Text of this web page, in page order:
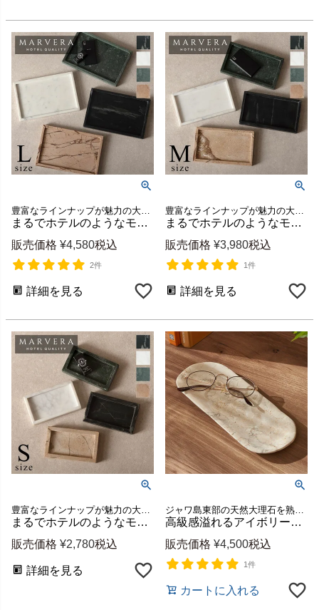
豊富なラインナップが魅力の大理石シリーズ、MARVERA（マーヴェラ）の小物入れトレイLサイズ
まるでホテルのようなモダンで上品な空間に格上げできるシンプルで洗練された天然大理石の小物入れトレー【MARVERA-マーヴェラ】トレイLサイズ [34656]
販売価格 ¥4,580税込
2件
詳細を見る
豊富なラインナップが魅力の大理石シリーズ、MARVERA（マーヴェラ）の小物入れトレイMサイズ
まるでホテルのようなモダンで上品な空間に格上げできるシンプルで洗練された天然大理石の小物入れトレー【MARVERA-マーヴェラ】トレイMサイズ [34654]
販売価格 ¥3,980税込
1件
詳細を見る
豊富なラインナップが魅力の大理石シリーズ、MARVERA（マーヴェラ）の小物入れトレイSサイズ。
まるでホテルのようなモダンで上品な空間に格上げできるシンプルで洗練された天然大理石の小物入れトレー【MARVERA-マーヴェラ】トレイSサイズ [34652]
販売価格 ¥2,780税込
詳細を見る
ジャワ島東部の天然大理石を熟練した職人が、ひとつひとつ丁寧に彫って仕上げたマルチトレイ
高級感溢れるアイボリー色の大理石を彫って作られた楕円形のマーブルトレイ [14264]
販売価格 ¥4,500税込
1件
カートに入れる